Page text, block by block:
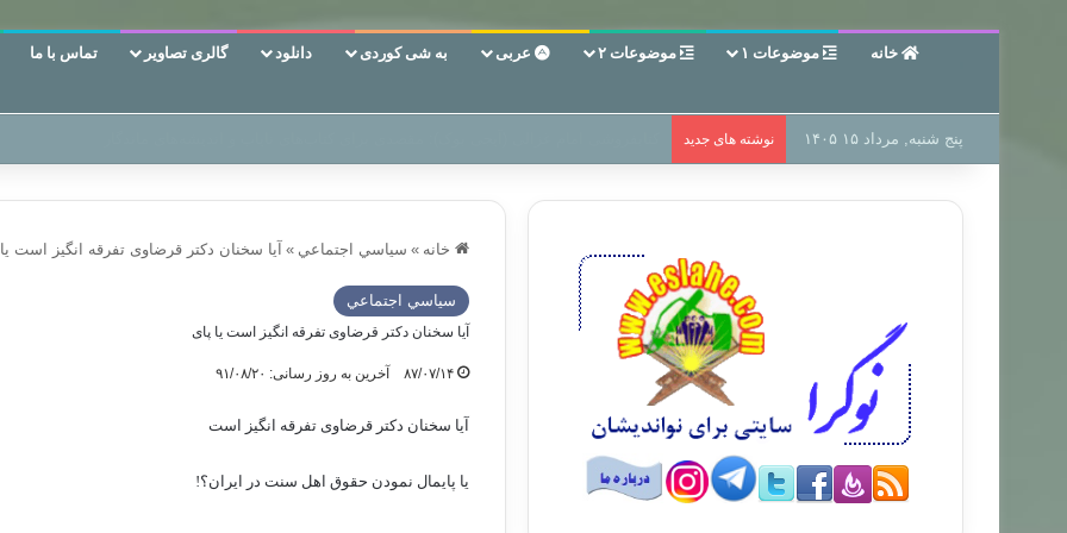
خانه موضوعات ۱ موضوعات ۲ عربی به شی کوردی دانلود گالری تصاویر تماس با ما
پنج شنبه, مرداد ۱۵ ۱۴۰۵ نوشته های جدید
خانه » سياسي اجتماعي » آیا سخنان دکتر قرضاوی تفرقه انگیز است
سياسي اجتماعي
آیا سخنان دکتر قرضاوی تفرقه انگیز است یا پای
۸۷/۰۷/۱۴ آخرین به روز رسانی: ۹۱/۰۸/۲۰
آیا سخنان دکتر قرضاوی تفرقه انگیز است
یا پایمال نمودن حقوق اهل سنت در ایران؟!